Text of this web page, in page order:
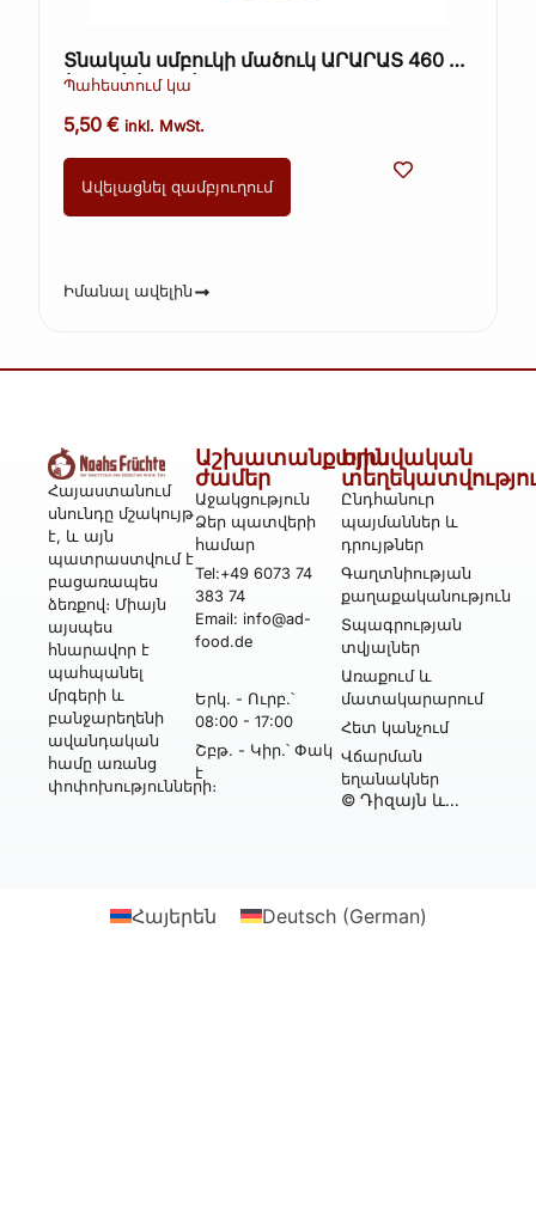
Տնական սմբուկի մածուկ ԱՐԱՐԱՏ 460 գ
(Kopie) (Kopie)
Պահեստում կա
5,50€ inkl. MwSt.
Ավելացնել զամբյուղում
Իմանալ ավելին
Հայաստանում
սնունդը մշակույթ
է, և այն
պատրաստվում է
բացառապես
ձեռքով։ Միայն
այսպես
հնարավոր է
պահպանել
մրգերի և
բանջարեղենի
ավանդական
համը առանց
փոփոխությունների։
Աշխատանքային
ժամեր
Աջակցություն
Ձեր պատվերի
համար
Tel:+49 6073 74
383 74
Email: info@ad-
food.de
Երկ․ - Ուրբ․՝
08:00 - 17:00
Շբթ․ - Կիր․՝ Փակ
է
Իրավական
Ընդհանուր
պայմաններ և
դրույթներ
Գաղտնիության
քաղաքականություն
Տպագրության
տվյալներ
Առաքում և
մատակարարում
Հետ կանչում
Վճարման
եղանակներ
© Դիզայն և
Հայերեն Deutsch(German)